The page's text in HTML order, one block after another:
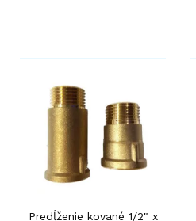
Predĺženie kované 1/2" x